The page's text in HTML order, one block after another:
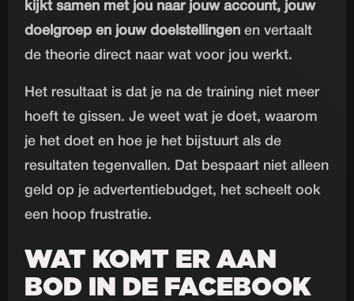
kijkt samen met jou naar jouw account, jouw
doelgroep en jouw doelstellingen en vertaalt
de theorie direct naar wat voor jou werkt.
Het resultaat is dat je na de training niet meer
hoeft te gissen. Je weet wat je doet, waarom
je het doet en hoe je het bijstuurt als de
resultaten tegenvallen. Dat bespaart niet alleen
geld op je advertentiebudget, het scheelt ook
een hoop frustratie.
WAT KOMT ER AAN
BOD IN DE FACEBOOK